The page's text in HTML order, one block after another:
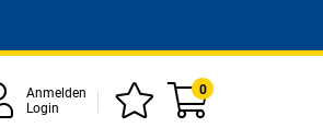
Anmelden
Login
0